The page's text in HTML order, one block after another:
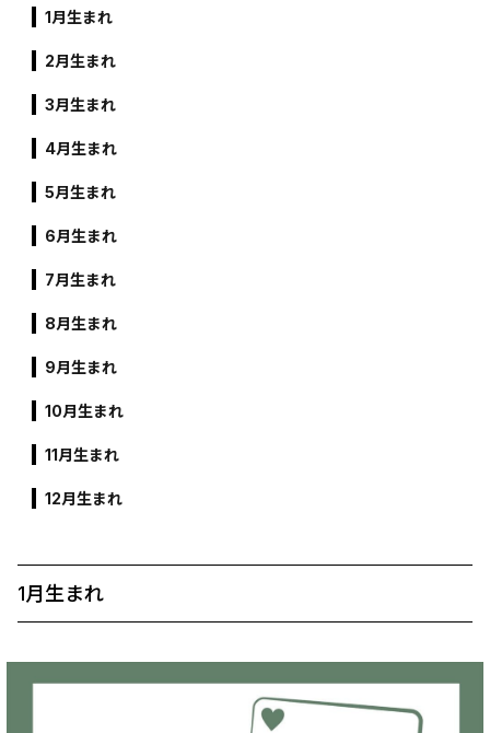
1月生まれ
2月生まれ
3月生まれ
4月生まれ
5月生まれ
6月生まれ
7月生まれ
8月生まれ
9月生まれ
10月生まれ
11月生まれ
12月生まれ
1月生まれ